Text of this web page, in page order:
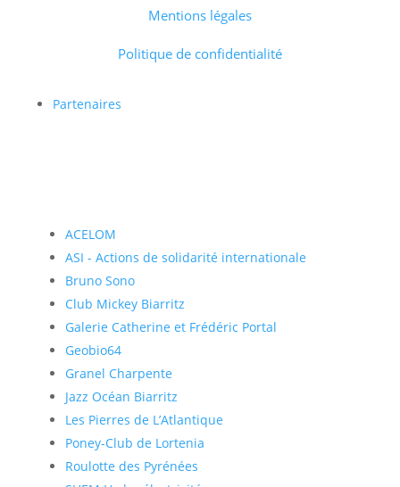
Mentions légales
Politique de confidentialité
Partenaires
ACELOM
ASI - Actions de solidarité internationale
Bruno Sono
Club Mickey Biarritz
Galerie Catherine et Frédéric Portal
Geobio64
Granel Charpente
Jazz Océan Biarritz
Les Pierres de L’Atlantique
Poney-Club de Lortenia
Roulotte des Pyrénées